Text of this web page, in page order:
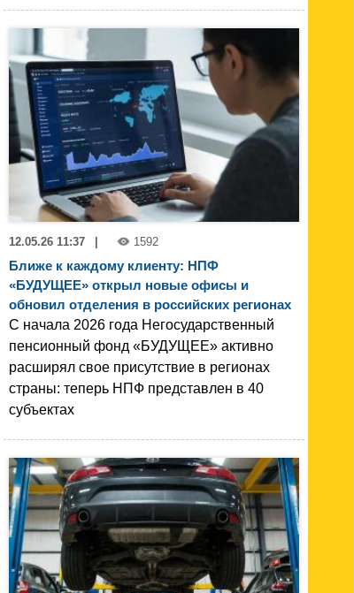
12.05.26 11:37 1592
Ближе к каждому клиенту: НПФ
«БУДУЩЕЕ» открыл новые офисы и
обновил отделения в российских регионах
С начала 2026 года Негосударственный
пенсионный фонд «БУДУЩЕЕ» активно
расширял свое присутствие в регионах
страны: теперь НПФ представлен в 40
субъектах